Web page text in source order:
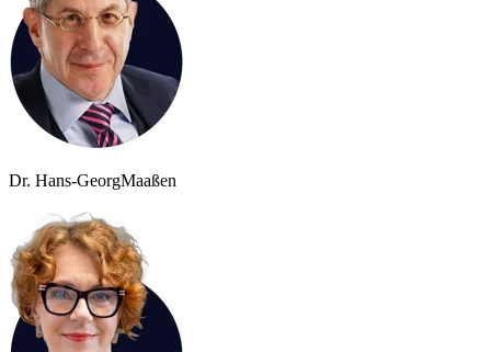
Dr. Hans-GeorgMaaßen